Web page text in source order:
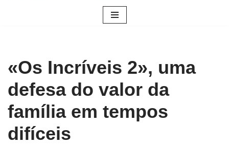
«Os Incríveis 2», uma
defesa do valor da
família em tempos
difíceis